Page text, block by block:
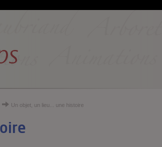
Un objet, un lieu... une histoire